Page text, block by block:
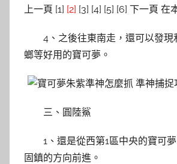
上一頁 [1] [2] [3] [4] [5] [6] 下一頁 在
4、之後往東南走，還可以發現
螂等好用的寶可夢。
三、圓陸鯊
1、還是從西第1區中央的寶可
固鎮的方向前進。